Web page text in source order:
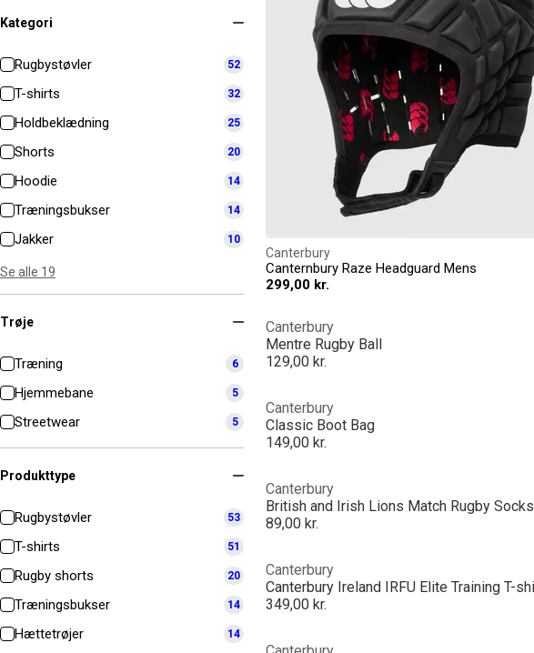
Kategori
Rugbystøvler 52
T-shirts 32
Holdbeklædning 25
Shorts 20
Hoodie 14
Træningsbukser 14
Jakker 10
Se alle 19
Trøje
Træning 6
Hjemmebane 5
Streetwear 5
Produkttype
Rugbystøvler 53
T-shirts 51
Rugby shorts 20
Træningsbukser 14
Hættetrøjer 14
Canterbury
Canternbury Raze Headguard Mens
299,00 kr.
Canterbury
Mentre Rugby Ball
129,00 kr.
Canterbury
Classic Boot Bag
149,00 kr.
Canterbury
British and Irish Lions Match Rugby Socks
89,00 kr.
Canterbury
349,00 kr.